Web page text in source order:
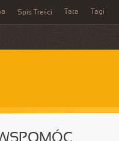
Spis Treści Tata Tagi